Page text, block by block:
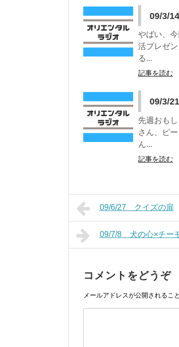
09/3/
やばい、
活プレゼ
る...
記事を読む
09/3/
先週おも
さん、ピ
ん...
記事を読む
09/6/27 クイズの扉
09/7/8 犬の心×チー
コメントをどうぞ
メールアドレスが公開されるこ